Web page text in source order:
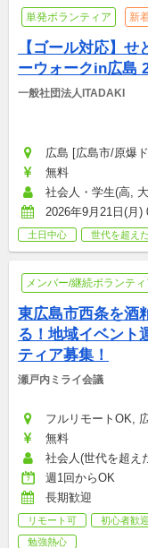
単発ボランティア 新
【ゴール対応】せ
ーウォークin広島
一般社団法人ITADAKI
広島 [広島市/原爆
無料
社会人・学生(高,
2026年9月21日(月)
土日中心 世代を超え
メンバー/継続ボランティ
東広島市西条を酒
る！地域イベント
ティア募集！
瀬戸内ミライ会議
フルリモートOK,
無料
社会人(世代を超え
週1回からOK
長期歓迎
リモート可 初心者歓迎
勉強熱心